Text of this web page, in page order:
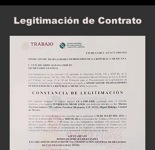
Legitimación de Contrato